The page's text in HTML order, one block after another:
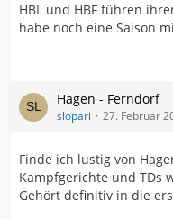
HBL und HBF führen
habe noch eine Saison
Hagen - Ferndorf
slopari 27. Februar
Finde ich lustig von
Kampfgerichte und TDs
Gehört definitiv in die